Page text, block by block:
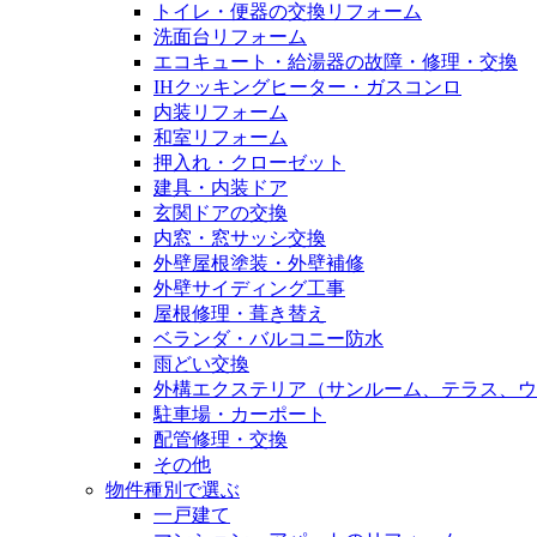
トイレ・便器の交換リフォーム
洗面台リフォーム
エコキュート・給湯器の故障・修理・交換
IHクッキングヒーター・ガスコンロ
内装リフォーム
和室リフォーム
押入れ・クローゼット
建具・内装ドア
玄関ドアの交換
内窓・窓サッシ交換
外壁屋根塗装・外壁補修
外壁サイディング工事
屋根修理・葺き替え
ベランダ・バルコニー防水
雨どい交換
外構エクステリア（サンルーム、テラス、ウ
駐車場・カーポート
配管修理・交換
その他
物件種別で選ぶ
一戸建て